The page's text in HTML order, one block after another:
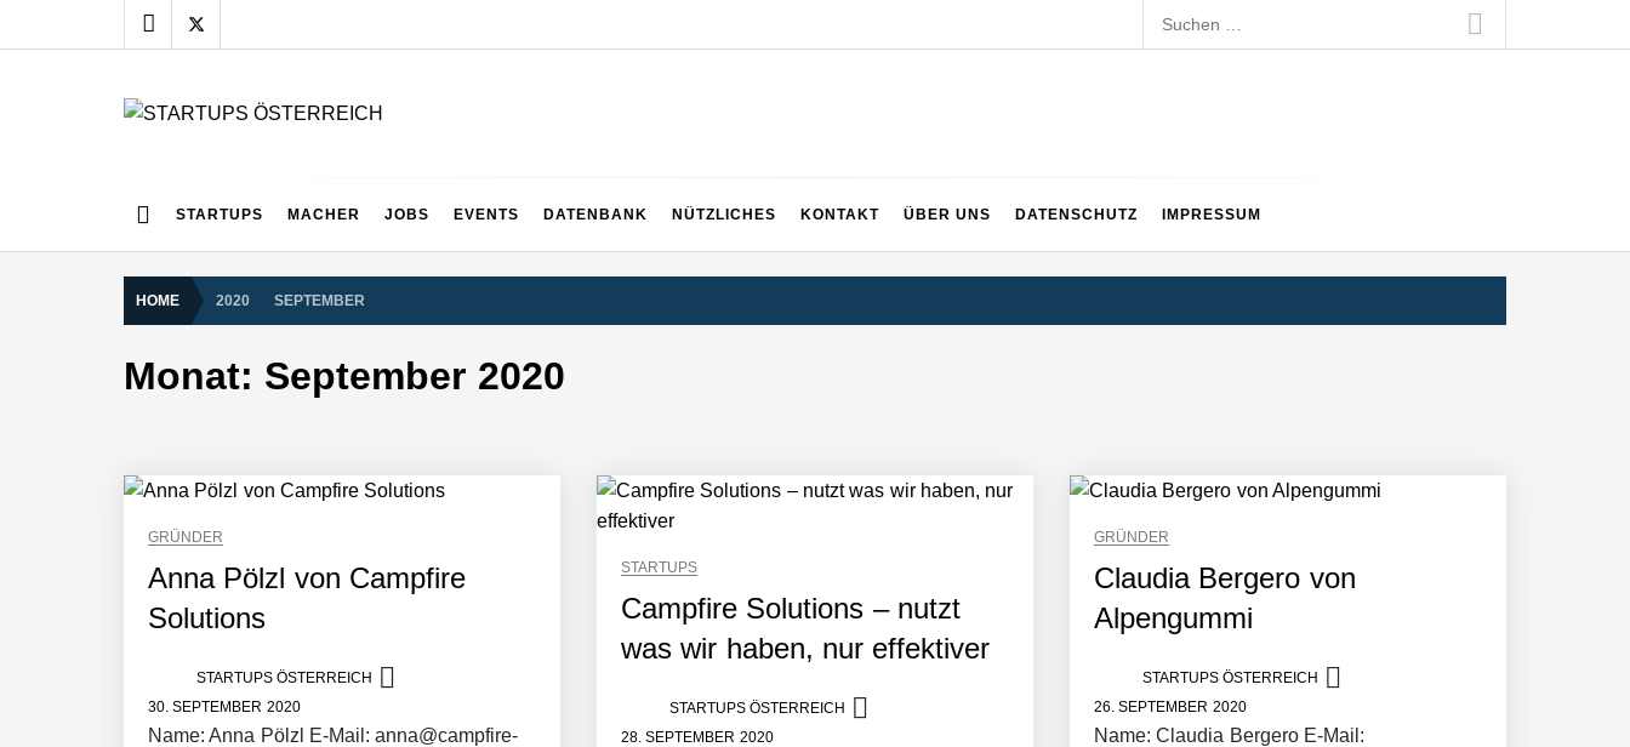
to
Suchen
nach:
STARTUPS MACHER JOBS EVENTS DATENBANK NÜTZLICHES KONTAKT ÜBER UNS DATENSCHUTZ IMPRESSUM
HOME 2020 SEPTEMBER
Monat: September 2020
GRÜNDER
Anna Pölzl von Campfire
Solutions
STARTUPS ÖSTERREICH
30. SEPTEMBER 2020
Name: Anna Pölzl E-Mail: anna@campfire-
STARTUPS
Campfire Solutions – nutzt
was wir haben, nur effektiver
STARTUPS ÖSTERREICH
28. SEPTEMBER 2020
GRÜNDER
Claudia Bergero von
Alpengummi
STARTUPS ÖSTERREICH
26. SEPTEMBER 2020
Name: Claudia Bergero E-Mail: